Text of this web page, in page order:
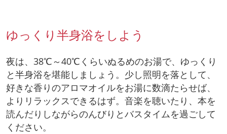
ゆっくり半身浴をしよう
夜は、38℃～40℃くらいぬるめのお湯で、ゆっくり
と半身浴を堪能しましょう。少し照明を落として、
好きな香りのアロマオイルをお湯に数滴たらせば、
よりリラックスできるはず。音楽を聴いたり、本を
読んだりしながらのんびりとバスタイムを過ごして
ください。